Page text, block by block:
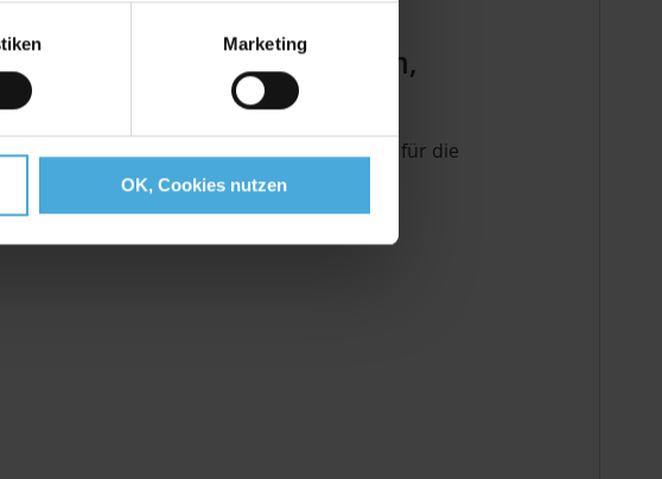
Marketing
OK, Cookies nutzen
Displays, Einrahmungen,
schneiden. Sie eignen sich für die
und Modellbau.